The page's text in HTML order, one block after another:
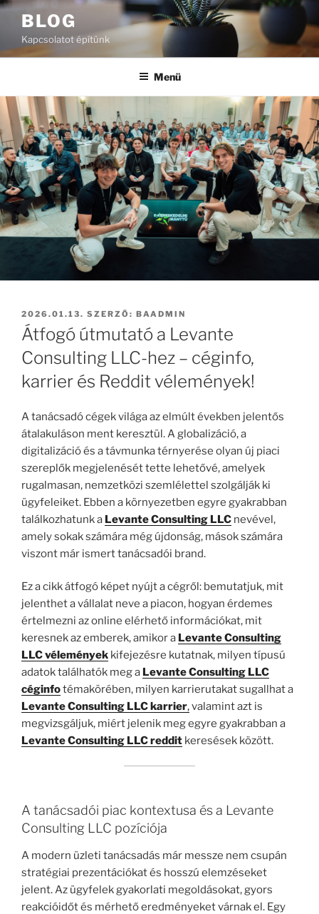
Tartalomhoz
BLOG
Kapcsolatot építünk
Menü
BEKÜLDVE:
2026.01.13. SZERZŐ: BAADMIN
Átfogó útmutató a Levante
Consulting LLC-hez – céginfo,
karrier és Reddit vélemények!
A tanácsadó cégek világa az elmúlt években jelentős
átalakuláson ment keresztül. A globalizáció, a
digitalizáció és a távmunka térnyerése olyan új piaci
szereplők megjelenését tette lehetővé, amelyek
rugalmasan, nemzetközi szemlélettel szolgálják ki
ügyfeleiket. Ebben a környezetben egyre gyakrabban
találkozhatunk a Levante Consulting LLC nevével,
amely sokak számára még újdonság, mások számára
viszont már ismert tanácsadói brand.
Ez a cikk átfogó képet nyújt a cégről: bemutatjuk, mit
jelenthet a vállalat neve a piacon, hogyan érdemes
értelmezni az online elérhető információkat, mit
keresnek az emberek, amikor a Levante Consulting
LLC vélemények kifejezésre kutatnak, milyen típusú
adatok találhatók meg a Levante Consulting LLC
céginfotémakörében, milyen karrierutakat sugallhat a
Levante Consulting LLC karrier,valamint azt is
megvizsgáljuk, miért jelenik meg egyre gyakrabban a
Levante Consulting LLC reddit keresések között.
A tanácsadói piac kontextusa és a Levante
Consulting LLC pozíciója
A modern üzleti tanácsadás már messze nem csupán
stratégiai prezentációkat és hosszú elemzéseket
jelent. Az ügyfelek gyakorlati megoldásokat, gyors
reakcióidőt és mérhető eredményeket várnak el. Egy